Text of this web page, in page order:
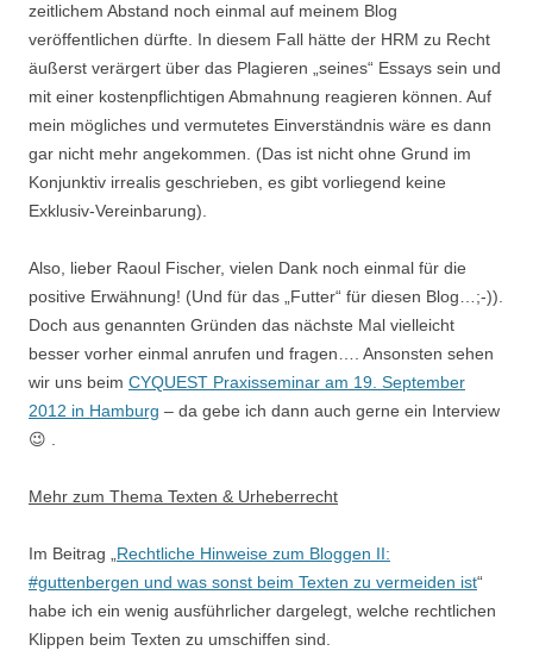
zeitlichem Abstand noch einmal auf meinem Blog
veröffentlichen dürfte. In diesem Fall hätte der HRM zu Recht
äußerst verärgert über das Plagieren „seines“ Essays sein und
mit einer kostenpflichtigen Abmahnung reagieren können. Auf
mein mögliches und vermutetes Einverständnis wäre es dann
gar nicht mehr angekommen. (Das ist nicht ohne Grund im
Konjunktiv irrealis geschrieben, es gibt vorliegend keine
Exklusiv-Vereinbarung).
Also, lieber Raoul Fischer, vielen Dank noch einmal für die
positive Erwähnung! (Und für das „Futter“ für diesen Blog…;-)).
Doch aus genannten Gründen das nächste Mal vielleicht
besser vorher einmal anrufen und fragen…. Ansonsten sehen
wir uns beim CYQUEST Praxisseminar am 19. September
2012 in Hamburg – da gebe ich dann auch gerne ein Interview
😉 .
Mehr zum Thema Texten & Urheberrecht
Im Beitrag „ Rechtliche Hinweise zum Bloggen II:
#guttenbergen und was sonst beim Texten zu vermeiden ist“
habe ich ein wenig ausführlicher dargelegt, welche rechtlichen
Klippen beim Texten zu umschiffen sind.